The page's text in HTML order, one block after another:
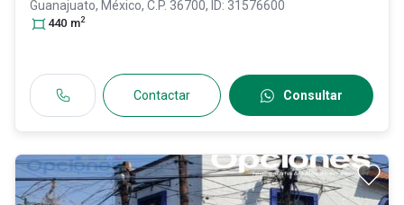
Guanajuato, México, C.P. 36700, ID: 31576600
440 m2
Contactar Consultar